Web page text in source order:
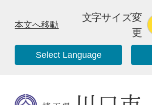
本文へ移動
文字サイズ変
更
Select Language